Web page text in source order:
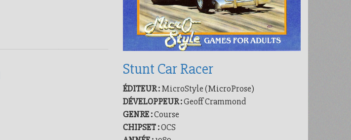
Stunt Car Racer
ÉDITEUR :MicroStyle (MicroProse)
DÉVELOPPEUR :Geoff Crammond
GENRE :Course
CHIPSET :OCS